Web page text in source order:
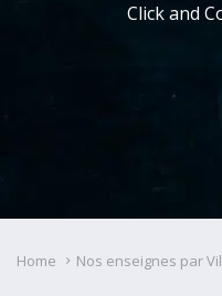
Click and
Home Nos enseignes par